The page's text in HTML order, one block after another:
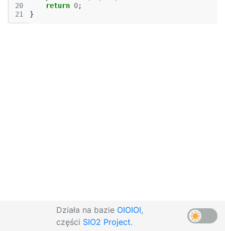
20
21
return 0;
}
Działa na bazie OIOIOI,
części SIO2 Project.